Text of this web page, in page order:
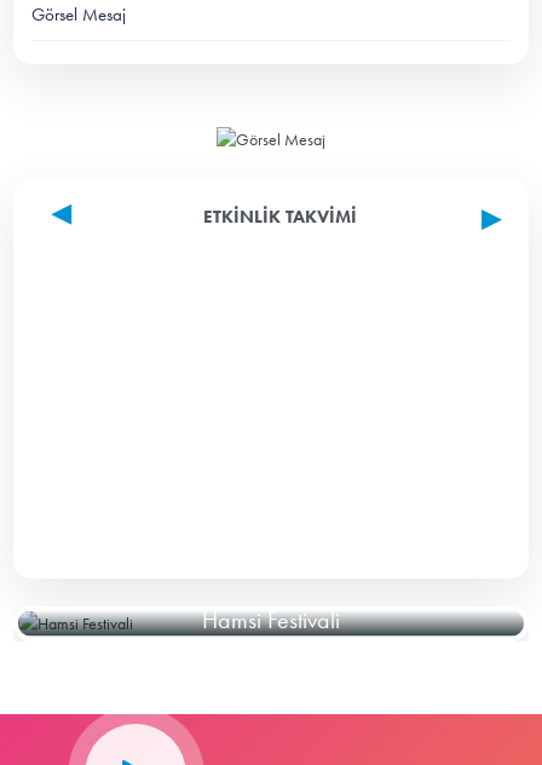
Görsel Mesaj
ETKINLIK TAKVIMI
Hamsi Festivali